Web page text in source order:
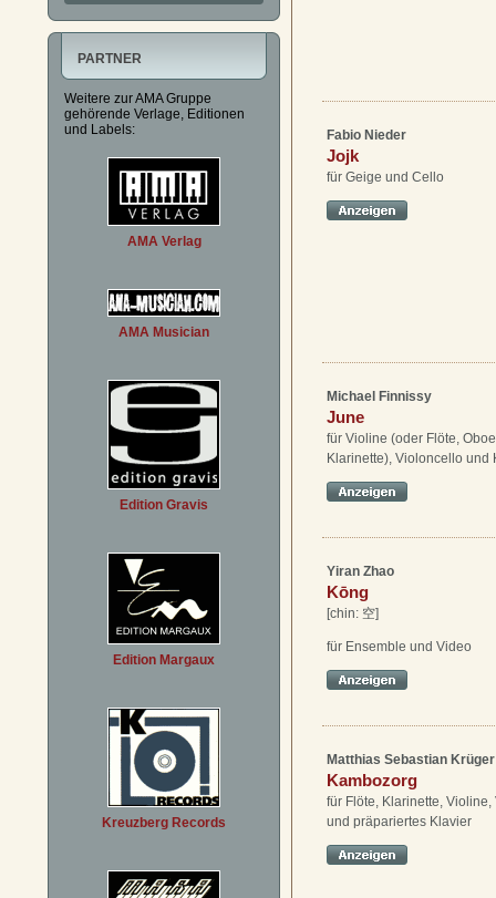
PARTNER
Weitere zur AMA Gruppe
gehörende Verlage, Editionen
und Labels:
AMA Verlag
AMA Musician
Edition Gravis
Edition Margaux
Kreuzberg Records
Fabio Nieder
Jojk
für Geige und Cello
Michael Finnissy
June
für Violine (oder Flöte,
Klarinette), Violoncello und
Yiran Zhao
Kōng
[chin: 空]
für Ensemble und Video
Matthias Sebastian Krüger
Kambozorg
für Flöte, Klarinette,
und präpariertes Klavier